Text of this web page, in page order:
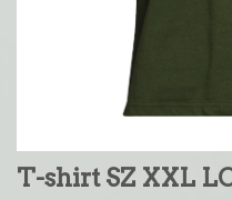
T-shirt SZ XXL